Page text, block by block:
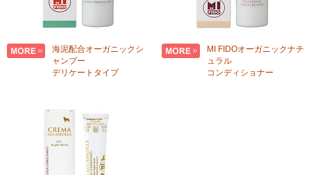
海泥配合オーガニックシ
ャンプー
デリケートタイプ
MI FIDOオーガニックナチ
ュラル
コンディショナー